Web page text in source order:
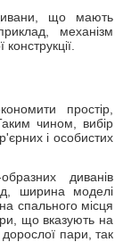
що мають
механізм
простір,
чином, вибір
і особистих
диванів
ширина моделі
спального місця
що вказують на
дорослої пари, так